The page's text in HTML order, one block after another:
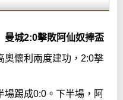
曼城2:0擊敗阿仙奴捧盃
奧懷利兩度建功，2:0擊
場踢成0:0。下半場，阿